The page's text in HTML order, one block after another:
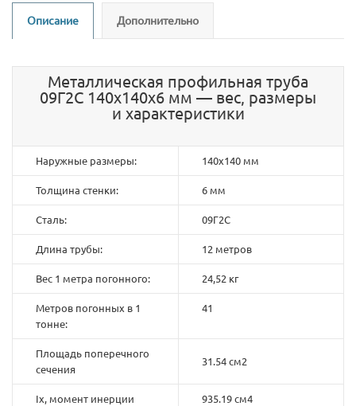
Описание Дополнительно
Металлическая профильная труба
09Г2С 140х140х6 мм — вес, размеры
и характеристики
Наружные размеры: 140х140 мм
Толщина стенки: 6 мм
Сталь: 09Г2С
Длина трубы: 12 метров
Вес 1 метра погонного: 24,52 кг
Метров погонных в 1
тонне:
41
Площадь поперечного
сечения
31.54 см2
Ix, момент инерции 935.19 см4